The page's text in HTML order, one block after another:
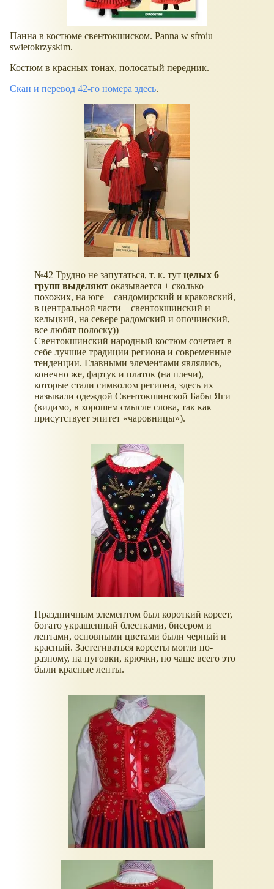
Панна в костюме свентокшиском. Panna w sfroiu
swietokrzyskim.
Костюм в красных тонах, полосатый передник.
Скан и перевод 42-го номера здесь.
№42 Трудно не запутаться, т. к. тут целых 6
групп выделяют оказывается + сколько
похожих, на юге – сандомирский и краковский,
в центральной части – свентокшинский и
кельцкий, на севере радомский и опочинский,
все любят полоску))
Свентокшинский народный костюм сочетает в
себе лучшие традиции региона и современные
тенденции. Главными элементами являлись,
конечно же, фартук и платок (на плечи),
которые стали символом региона, здесь их
называли одеждой Свентокшинской Бабы Яги
(видимо, в хорошем смысле слова, так как
присутствует эпитет «чаровницы»).
Праздничным элементом был короткий корсет,
богато украшенный блестками, бисером и
лентами, основными цветами были черный и
красный. Застегиваться корсеты могли по-
разному, на пуговки, крючки, но чаще всего это
были красные ленты.